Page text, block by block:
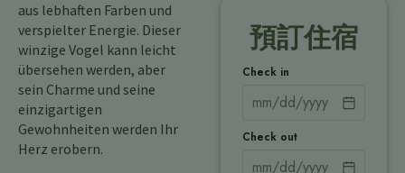
aus lebhaften Farben und
verspielter Energie. Dieser
winzige Vogel kann leicht
übersehen werden, aber
sein Charme und seine
einzigartigen
Gewohnheiten werden Ihr
Herz erobern.
預訂住宿
Check in
Check out